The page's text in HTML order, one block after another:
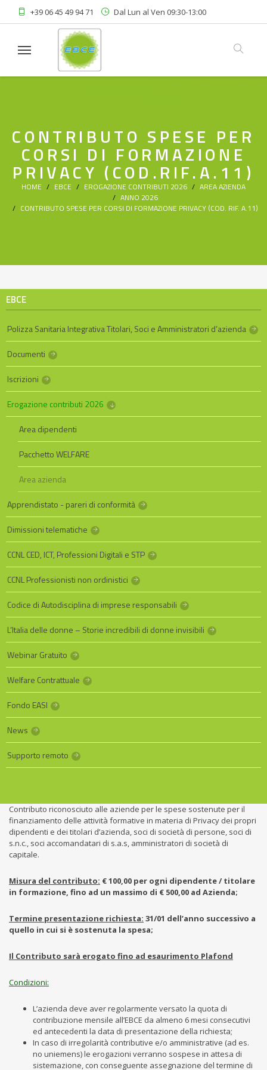
+39 06 45 49 94 71 Dal Lun al Ven 09:30-13:00
CONTRIBUTO SPESE PER
CORSI DI FORMAZIONE
PRIVACY (COD.RIF.A.11)
HOME EBCE EROGAZIONE CONTRIBUTI 2026
AREA AZIENDA
ANNO 2026
CONTRIBUTO SPESE PER CORSI DI FORMAZIONE PRIVACY (COD. RIF. A.11)
EBCE
Polizza Sanitaria Integrativa Titolari, Soci e Amministratori d’azienda
Documenti
Iscrizioni
Erogazione contributi 2026
Area dipendenti
Pacchetto WELFARE
Area azienda
Apprendistato - pareri di conformità
Dimissioni telematiche
CCNL CED, ICT, Professioni Digitali e STP
CCNL Professionisti non ordinistici
Codice di Autodisciplina di imprese responsabili
L’Italia delle donne – Storie incredibili di donne invisibili
Webinar Gratuito
Welfare Contrattuale
Fondo EASI
News
Supporto remoto
Contributo riconosciuto alle aziende per le spese sostenute per il
finanziamento delle attività formative in materia di Privacy dei propri
dipendenti e dei titolari d’azienda, soci di società di persone, soci di
s.n.c., soci accomandatari di s.a.s, amministratori di società di
capitale.
Misura del contributo: € 100,00 per ogni dipendente / titolare
in formazione, fino ad un massimo di € 500,00 ad Azienda;
Termine presentazione richiesta: 31/01 dell’anno successivo a
quello in cui si è sostenuta la spesa;
Il Contributo sarà erogato fino ad esaurimento Plafond
Condizioni:
L’azienda deve aver regolarmente versato la quota di
contribuzione mensile all’EBCE da almeno 6 mesi consecutivi
ed antecedenti la data di presentazione della richiesta;
In caso di irregolarità contributive e/o amministrative (ad es.
no uniemens) le erogazioni verranno sospese in attesa di
sistemazione, con conseguente assegnazione del termine di